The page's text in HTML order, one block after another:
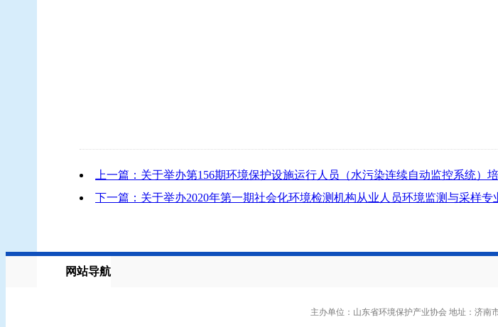
上一篇：关于举办第156期环境保护设施运行人员（水污染连续自动监控系统）
下一篇：关于举办2020年第一期社会化环境检测机构从业人员环境监测与采样
网站导航
主办单位：山东省环境保护产业协会 地址：济南